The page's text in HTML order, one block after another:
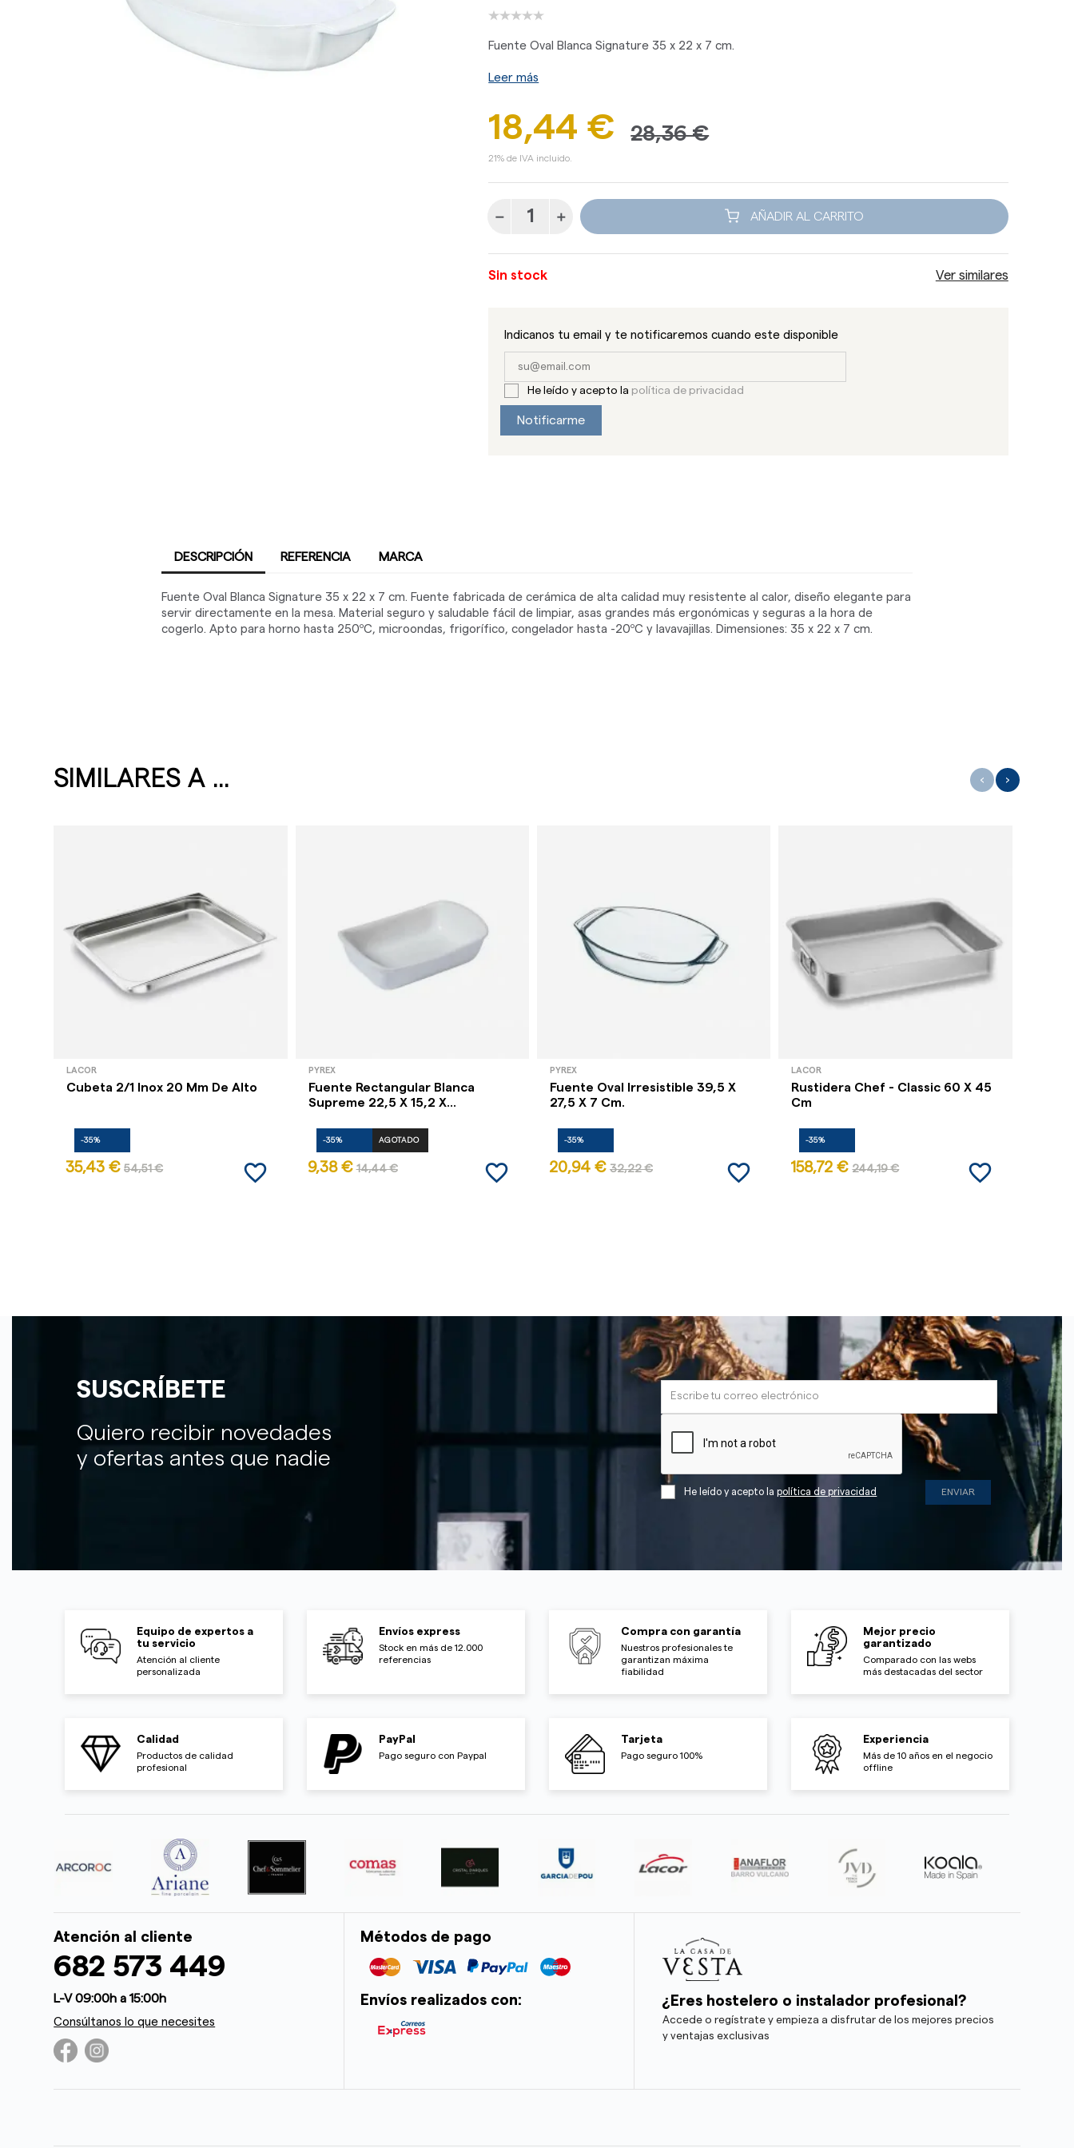
Fuente Oval Blanca Signature 35 x 22 x 7 cm.
Leer más
18,44 € 28,36 €
21% de IVA incluido.
AÑADIR AL CARRITO
Sin stock Ver similares
Indicanos tu email y te notificaremos cuando este disponible
He leído y acepto la política de privacidad
Notificarme
DESCRIPCIÓN REFERENCIA MARCA
Fuente Oval Blanca Signature 35 x 22 x 7 cm. Fuente fabricada de cerámica de alta calidad muy resistente al calor, diseño elegante para
servir directamente en la mesa. Material seguro y saludable fácil de limpiar, asas grandes más ergonómicas y seguras a la hora de
cogerlo. Apto para horno hasta 250ºC, microondas, frigorífico, congelador hasta -20ºC y lavavajillas. Dimensiones: 35 x 22 x 7 cm.
SIMILARES A ...
LACOR
Cubeta 2/1 Inox 20 Mm De Alto
-35%
35,43 € 54,51 € favorite_border
PYREX
Fuente Rectangular Blanca
Supreme 22,5 X 15,2 X...
-35% AGOTADO
9,38 € 14,44 € favorite_border
PYREX
Fuente Oval Irresistible 39,5 X
27,5 X 7 Cm.
-35%
20,94 € 32,22 € favorite_border
LACOR
Rustidera Chef - Classic 60 X 45
Cm
-35%
158,72 € 244,19 € favorite_border
‹ ›
SUSCRÍBETE
Quiero recibir novedades
y ofertas antes que nadie
He leído y acepto lapolítica de privacidad
Equipo de expertos a
tu servicio
Atención al cliente
personalizada
Envíos express
Stock en más de 12.000
referencias
Compra con garantía
Nuestros profesionales te
garantizan máxima
fiabilidad
Mejor precio
garantizado
Comparado con las webs
más destacadas del sector
Calidad
Productos de calidad
profesional
PayPal
Pago seguro con Paypal
Tarjeta
Pago seguro 100%
Experiencia
Más de 10 años en el negocio
offline
Atención al cliente
682 573 449
L-V 09:00h a 15:00h
Consúltanos lo que necesites
Métodos de pago
Envíos realizados con: ¿Eres hostelero o instalador profesional?
Accede o regístrate y empieza a disfrutar de los mejores precios
y ventajas exclusivas